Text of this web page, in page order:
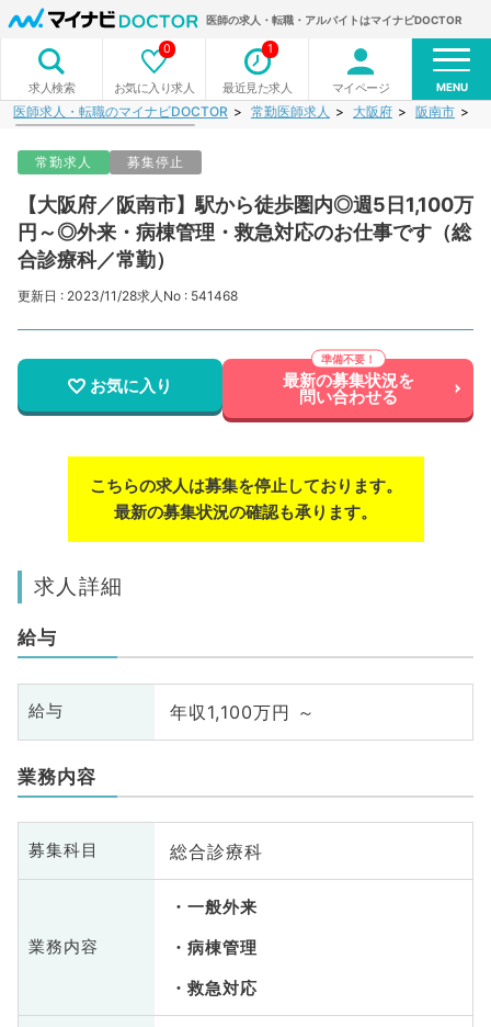
医師の求人・転職・アルバイトはマイナビDOCTOR
求人検索 お気に入り求人
0
最近見た求人
1
マイページ MENU
医師求人・転職のマイナビDOCTOR 常勤医師求人 大阪府 阪南市
常勤求人 募集停止
【大阪府／阪南市】駅から徒歩圏内◎週5日1,100万
円～◎外来・病棟管理・救急対応のお仕事です（総
合診療科／常勤）
更新日 : 2023/11/28求人No : 541468
お気に入り 最新の募集状況を
問い合わせる
こちらの求人は募集を停止しております。
最新の募集状況の確認も承ります。
求人詳細
給与
給与 年収1,100万円 ～
業務内容
募集科目 総合診療科
業務内容
一般外来
病棟管理
救急対応